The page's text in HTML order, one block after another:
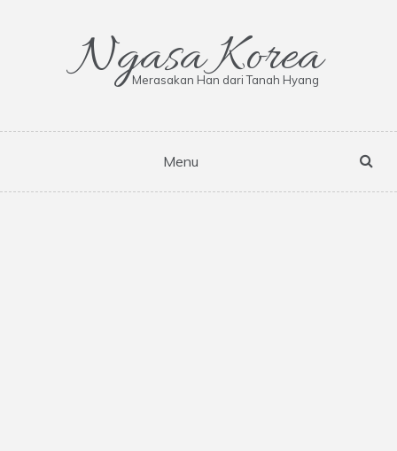
Ngasa Korea
Merasakan Han dari Tanah Hyang
Menu